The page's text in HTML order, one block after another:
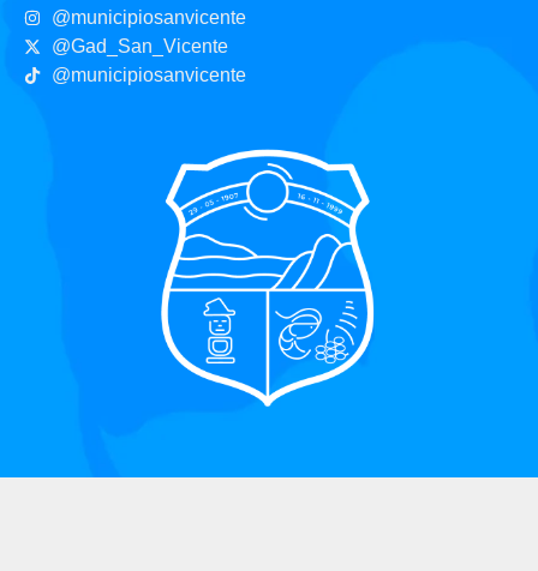
@municipiosanvicente
@Gad_San_Vicente
@municipiosanvicente